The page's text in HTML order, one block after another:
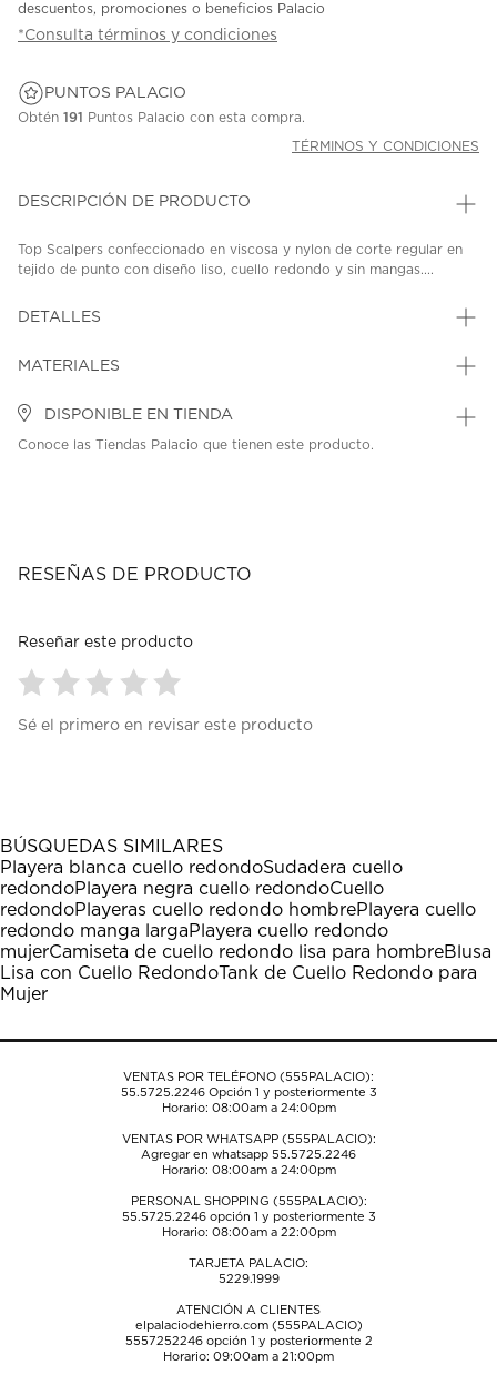
descuentos, promociones o beneficios Palacio
*Consulta términos y condiciones
PUNTOS PALACIO
Obtén 191 Puntos Palacio con esta compra.
TÉRMINOS Y CONDICIONES
DESCRIPCIÓN DE PRODUCTO
Top Scalpers confeccionado en viscosa y nylon de corte regular en
tejido de punto con diseño liso, cuello redondo y sin mangas....
DETALLES
MATERIALES
DISPONIBLE EN TIENDA
Conoce las Tiendas Palacio que tienen este producto.
RESEÑAS DE PRODUCTO
Reseñar este producto
para
1
estrella
Esta
acción
abrirá
el
formulario
de
envío.
para
estrellas.
Esta
acción
abrirá
el
formulario
de
para
estrellas.
Esta
acción
abrirá
el
formulario
de
para
estrellas.
Esta
acción
abrirá
el
formulario
de
para
estrellas.
Esta
acción
abrirá
el
formulario
de
Sé el primero en revisar este producto
BÚSQUEDAS SIMILARES
Playera blanca cuello redondoSudadera cuello
redondoPlayera negra cuello redondoCuello
redondoPlayeras cuello redondo hombrePlayera cuello
redondo manga largaPlayera cuello redondo
mujerCamiseta de cuello redondo lisa para hombreBlusa
Lisa con Cuello RedondoTank de Cuello Redondo para
Mujer
VENTAS POR TELÉFONO (555PALACIO):
55.5725.2246Opción 1 y posteriormente 3
Horario: 08:00am a 24:00pm
VENTAS POR WHATSAPP (555PALACIO):
Agregar en whatsapp 55.5725.2246
Horario: 08:00am a 24:00pm
PERSONAL SHOPPING (555PALACIO):
55.5725.2246opción 1 y posteriormente 3
Horario: 08:00am a 22:00pm
TARJETA PALACIO:
5229.1999
ATENCIÓN A CLIENTES
elpalaciodehierro.com (555PALACIO)
5557252246opción 1 y posteriormente 2
Horario: 09:00am a 21:00pm